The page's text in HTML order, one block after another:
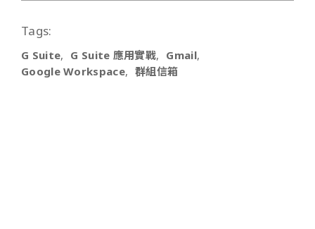
Tags:
G Suite G Suite 應用實戰
Gmail
Google Workspace
群組信箱